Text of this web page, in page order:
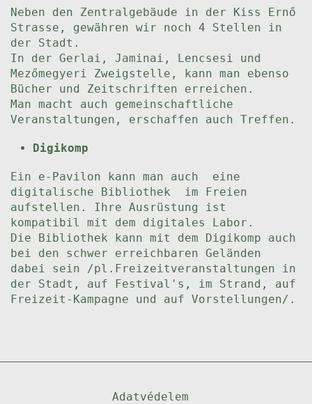
Neben den Zentralgebäude in der Kiss Ernő
Strasse, gewähren wir noch 4 Stellen in
der Stadt.
In der Gerlai, Jaminai, Lencsesi und
Mezőmegyeri Zweigstelle, kann man ebenso
Bücher und Zeitschriften erreichen.
Man macht auch gemeinschaftliche
Veranstaltungen, erschaffen auch Treffen.
Digikomp
Ein e-Pavilon kann man auch eine
digitalische Bibliothek im Freien
aufstellen. Ihre Ausrüstung ist
kompatibil mit dem digitales Labor.
Die Bibliothek kann mit dem Digikomp auch
bei den schwer erreichbaren Geländen
dabei sein /pl.Freizeitveranstaltungen in
der Stadt, auf Festival's, im Strand, auf
Freizeit-Kampagne und auf Vorstellungen/.
Adatvédelem